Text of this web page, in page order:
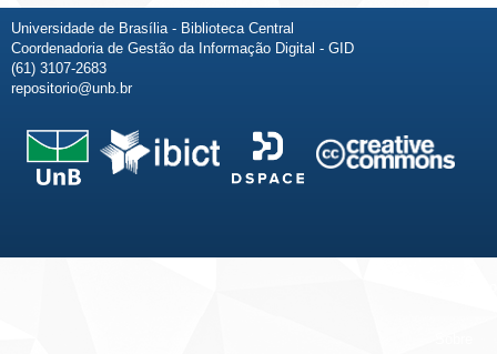
Universidade de Brasília - Biblioteca Central
Coordenadoria de Gestão da Informação Digital - GID
(61) 3107-2683
repositorio@unb.br